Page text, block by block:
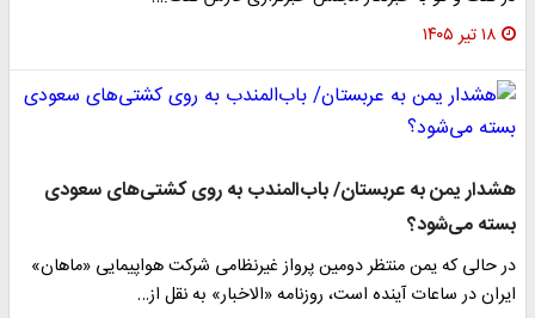
۱۸ تیر ۱۴۰۵
هشدار یمن به عربستان/ باب‌المندب به روی کشتی‌های سعودی
بسته می‌شود؟
در حالی که یمن منتظر دومین پرواز غیرنظامی شرکت هواپیمایی «ماهان»
ایران در ساعات آینده است، روزنامه «الاخبار» به نقل از…